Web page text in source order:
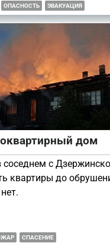
ОПАСНОСТЬ ЭВАКУАЦИЯ
дом
с
квартиры до
СПАСЕНИЕ